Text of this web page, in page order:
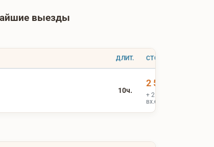
выезды
ДЛИТ. СТОИМОСТЬ
10ч.
2 500 ₽
+ 2 500 ₽
вх.билеты